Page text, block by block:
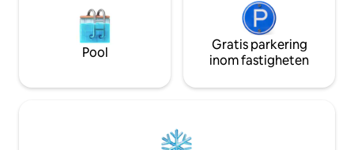
Pool
Gratis parkering
inom fastigheten